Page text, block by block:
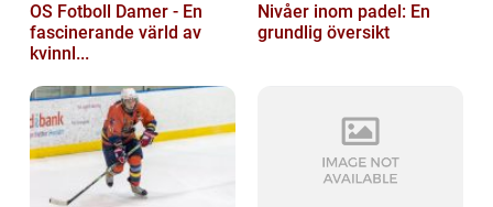
OS Fotboll Damer - En
fascinerande värld av
kvinnl...
Nivåer inom padel: En
grundlig översikt